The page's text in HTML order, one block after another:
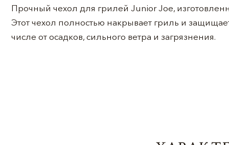
Прочный чехол для грилей Junior Joe,
Этот чехол полностью накрывает гриль и
числе от осадков, сильного ветра и загрязнения.